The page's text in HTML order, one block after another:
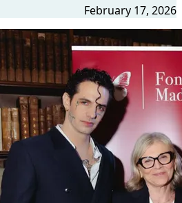
February 17, 2026